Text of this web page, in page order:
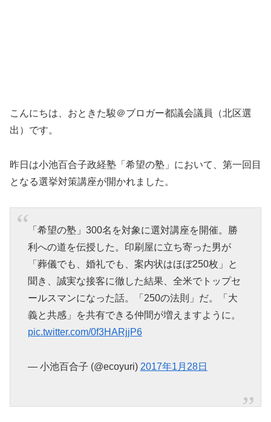
こんにちは、おときた駿＠ブロガー都議会議員（北区選
出）です。
昨日は小池百合子政経塾「希望の塾」において、第一回目
となる選挙対策講座が開かれました。
「希望の塾」300名を対象に選対講座を開催。勝
利への道を伝授した。印刷屋に立ち寄った男が
「葬儀でも、婚礼でも、案内状はほぼ250枚」と
聞き、誠実な接客に徹した結果、全米でトップセ
ールスマンになった話。「250の法則」だ。「大
義と共感」を共有できる仲間が増えますように。
pic.twitter.com/0f3HARjjP6
— 小池百合子 (@ecoyuri) 2017年1月28日